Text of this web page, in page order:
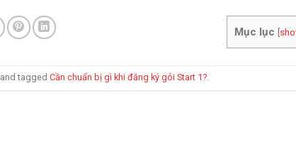
Mục lục [
and taggedCần chuẩn bị gì khi đăng ký gói Start 1?.